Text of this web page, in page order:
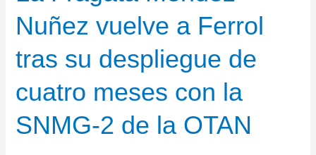
Nuñez vuelve a Ferrol
tras su despliegue de
cuatro meses con la
SNMG-2 de la OTAN